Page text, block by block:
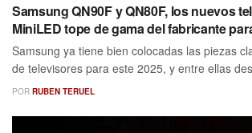
Samsung QN90F y QN80F, los nuevos
MiniLED tope de gama del fabricante
Samsung ya tiene bien colocadas las piezas
de televisores para este 2025, y entre ellas
POR RUBEN TERUEL